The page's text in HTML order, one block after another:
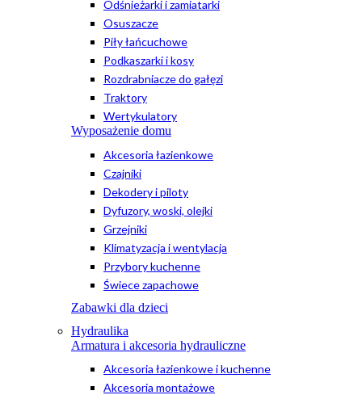
Odśnieżarki i zamiatarki
Osuszacze
Piły łańcuchowe
Podkaszarki i kosy
Rozdrabniacze do gałęzi
Traktory
Wertykulatory
Wyposażenie domu
Akcesoria łazienkowe
Czajniki
Dekodery i piloty
Dyfuzory, woski, olejki
Grzejniki
Klimatyzacja i wentylacja
Przybory kuchenne
Świece zapachowe
Zabawki dla dzieci
Hydraulika
Armatura i akcesoria hydrauliczne
Akcesoria łazienkowe i kuchenne
Akcesoria montażowe